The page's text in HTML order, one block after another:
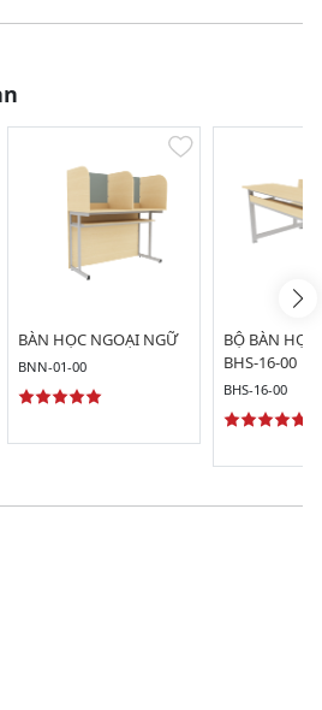
BÀN HỌC NGOẠI NGỮ
BNN-01-00
BỘ BÀN
BHS-16-00
BHS-16-00